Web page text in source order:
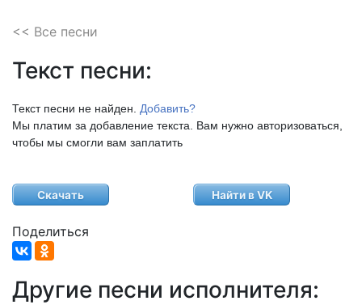
<< Все песни
Текст песни:
Текст песни не найден. Добавить?
Мы платим за добавление текста. Вам нужно авторизоваться,
чтобы мы смогли вам заплатить
Скачать Найти в VK
Поделиться
Другие песни исполнителя: